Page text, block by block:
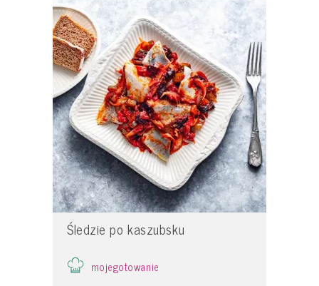
Śledzie po kaszubsku
mojegotowanie